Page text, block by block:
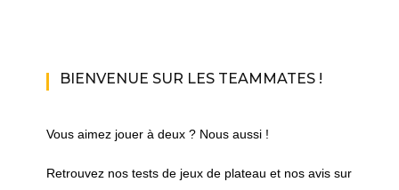
BIENVENUE SUR LES TEAMMATES !
Vous aimez jouer à deux ? Nous aussi !
Retrouvez nos tests de jeux de plateau et nos avis sur